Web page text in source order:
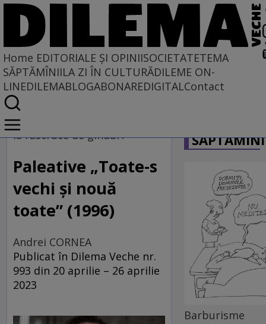
Home EDITORIALE ȘI OPINIISOCIETATETEMA
SĂPTĂMÎNIILA ZI ÎN CULTURĂDILEME ON-
LINEDILEMABLOGABONAREDIGITALContact
Home
EDITORIALE ȘI OPINII
la răscruce de gînduri
Paleative „Toate-s
vechi și nouă
toate” (1996)
Andrei CORNEA
Publicat în Dilema Veche nr.
993 din 20 aprilie – 26 aprilie
2023
Barburisme